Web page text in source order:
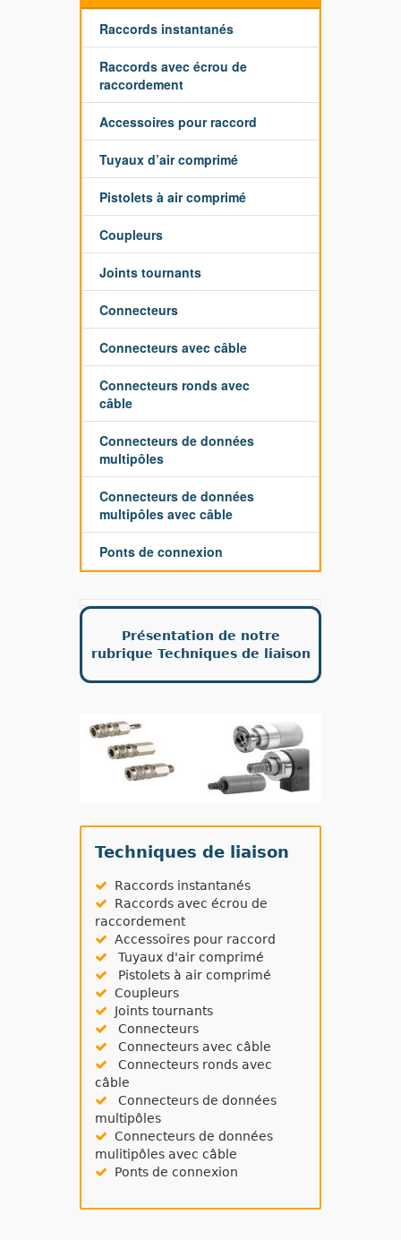
Raccords instantanés
Raccords avec écrou de
raccordement
Accessoires pour raccord
Tuyaux d’air comprimé
Pistolets à air comprimé
Coupleurs
Joints tournants
Connecteurs
Connecteurs avec câble
Connecteurs ronds avec
câble
Connecteurs de données
multipôles
Connecteurs de données
multipôles avec câble
Ponts de connexion
Présentation de notre
rubrique Techniques de liaison
Techniques de liaison
Raccords instantanés
Raccords avec écrou de
raccordement
Accessoires pour raccord
Tuyaux d'air comprimé
Pistolets à air comprimé
Coupleurs
Joints tournants
Connecteurs
Connecteurs avec câble
Connecteurs ronds avec
câble
Connecteurs de données
multipôles
Connecteurs de données
mulitipôles avec câble
Ponts de connexion